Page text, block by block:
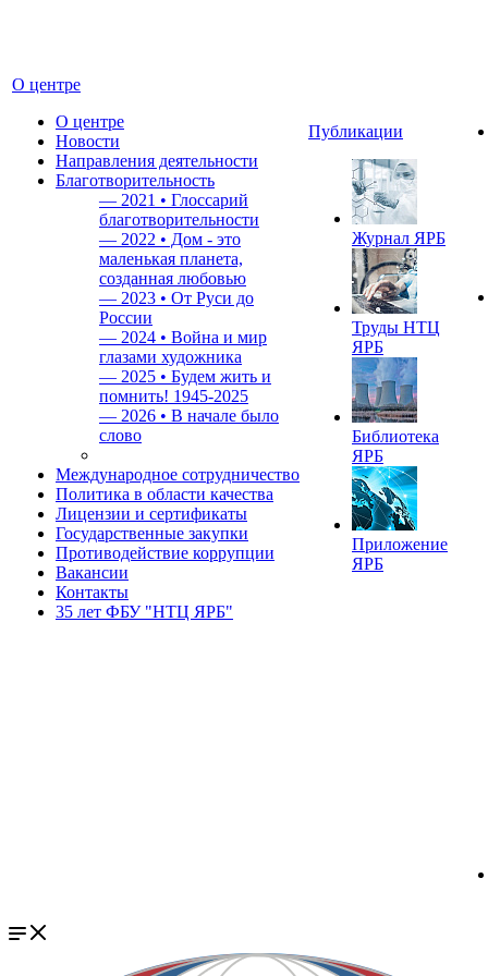
О центре
О центре
Новости
Направления деятельности
Благотворительность
— 2021 • Глоссарий
благотворительности
— 2022 • Дом - это
маленькая планета,
созданная любовью
— 2023 • От Руси до
России
— 2024 • Война и мир
глазами художника
— 2025 • Будем жить и
помнить! 1945-2025
— 2026 • В начале было
слово
Международное сотрудничество
Политика в области качества
Лицензии и сертификаты
Государственные закупки
Противодействие коррупции
Вакансии
Контакты
35 лет ФБУ "НТЦ ЯРБ"
Публикации
Журнал ЯРБ
Труды НТЦ
ЯРБ
Библиотека
ЯРБ
Приложение
ЯРБ